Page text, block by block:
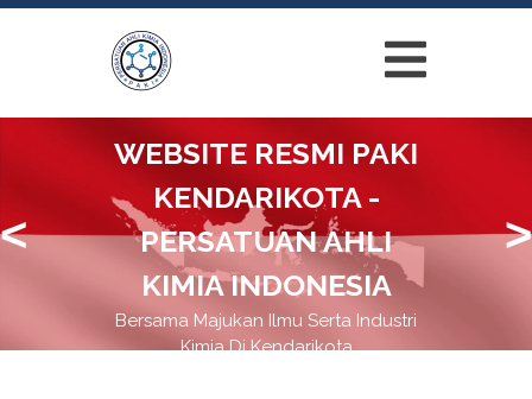
WEBSITE RESMI PAKI
KENDARIKOTA -
PERSATUAN AHLI
KIMIA INDONESIA
Bersama Majukan Ilmu Serta Industri
Kimia Di Kendarikota
< >